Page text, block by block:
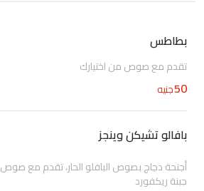
بطاطس
تقدم مع صوص من اختيارك
50جنيه
بافالو تشيكن وينجز
أجنحة دجاج بصوص البافلو الحار، تقدم مع صوص
جبنة ريكفورد